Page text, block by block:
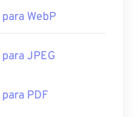
para WebP
para JPEG
para PDF